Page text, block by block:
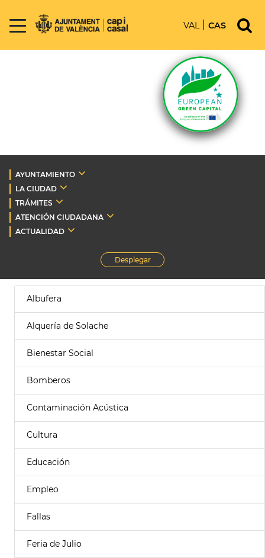
VAL CAS
AYUNTAMIENTO
LA CIUDAD
TRÁMITES
ATENCIÓN CIUDADANA
ACTUALIDAD
Desplegar
Albufera
Alquería de Solache
Bienestar Social
Bomberos
Contaminación Acústica
Cultura
Educación
Empleo
Fallas
Feria de Julio